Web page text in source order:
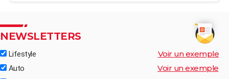
NEWSLETTERS
Lifestyle Voir un exemple
Auto Voir un exemple